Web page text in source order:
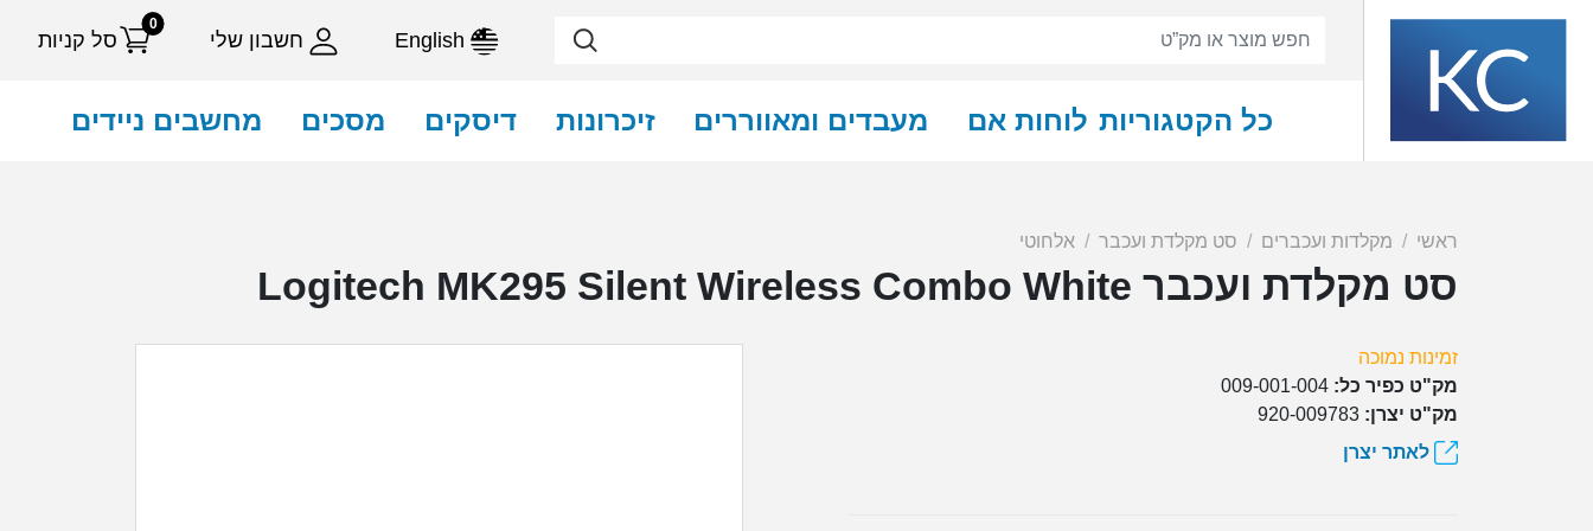
חשבון שלי סל קניות
0
כל הקטגוריות לוחות אם מעבדים ומאווררים זיכרונות דיסקים מסכים מחשבים ניידים
ראשי מקלדות ועכברים סט מקלדת ועכבר אלחוטי
סט מקלדת ועכבר Logitech MK295 Silent Wireless Combo White
זמינות נמוכה
מק"ט כפיר כל: 009-001-004
מק"ט יצרן: 920-009783
לאתר יצרן